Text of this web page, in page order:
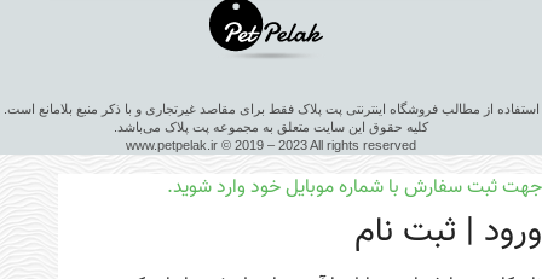
استفاده از مطالب فروشگاه اینترنتی پت پلاک فقط برای مقاصد غیرتجاری و با ذکر منبع بلامانع است.
کلیه حقوق این سایت متعلق به مجموعه پت پلاک می‌باشد.
www.petpelak.ir © 2019 – 2023 All rights reserved
جهت ثبت سفارش با شماره موبایل خود وارد شوید.
ورود | ثبت نام